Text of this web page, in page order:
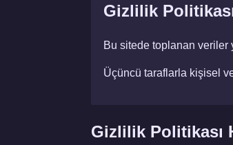
Gizlilik
Bu sitede toplanan veriler
Üçüncü taraflarla kişisel
Gizlilik Politikası